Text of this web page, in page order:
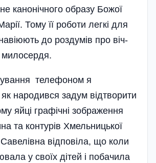
канонічного образу Божої
Тому її роботи легкі для
до роздумів про віч­
милосердя.
телефоном я
як народився задум відтворити
яйці графічні зображення
та контурів Хмельницької
відповіла, що коли
у своїх дітей і побачила